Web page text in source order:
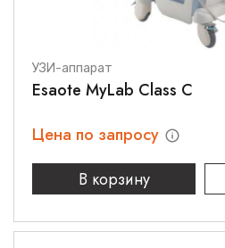
УЗИ-аппарат
Esaote MyLab Class C
Цена по запросу
В корзину